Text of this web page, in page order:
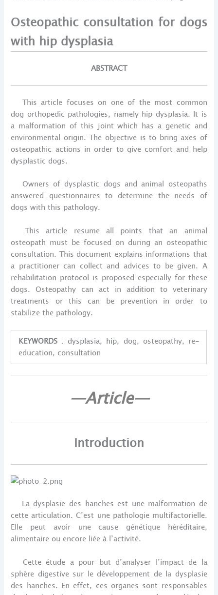
Osteopathic consultation for dogs
with hip dysplasia
ABSTRACT
This article focuses on one of the most common
dog orthopedic pathologies, namely hip dysplasia. It is
a malformation of this joint which has a genetic and
environmental origin. The objective is to bring axes of
osteopathic actions in order to give comfort and help
dysplastic dogs.
Owners of dysplastic dogs and animal osteopaths
answered questionnaires to determine the needs of
dogs with this pathology.
This article resume all points that an animal
osteopath must be focused on during an osteopathic
consultation. This document explains informations that
a practitioner can collect and advices to be given. A
rehabilitation protocol is proposed especially for these
dogs. Osteopathy can act in addition to veterinary
treatments or this can be prevention in order to
stabilize the pathology.
KEYWORDS : dysplasia, hip, dog, osteopathy, re-
education, consultation
—Article—
Introduction
La dysplasie des hanches est une malformation de
cette articulation. C’est une pathologie multifactorielle.
Elle peut avoir une cause génétique héréditaire,
alimentaire ou encore liée à l’activité.
Cette étude a pour but d’analyser l’impact de la
sphère digestive sur le développement de la dysplasie
des hanches. En effet, ces organes sont responsables